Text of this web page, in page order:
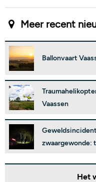
Meer recent
Ballonvaart
Vaassen
zwaargewonde:
Het